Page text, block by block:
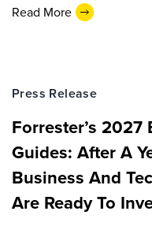
Read More
Press Release
Forrester’s
Guides: After A
Business And
Are Ready To